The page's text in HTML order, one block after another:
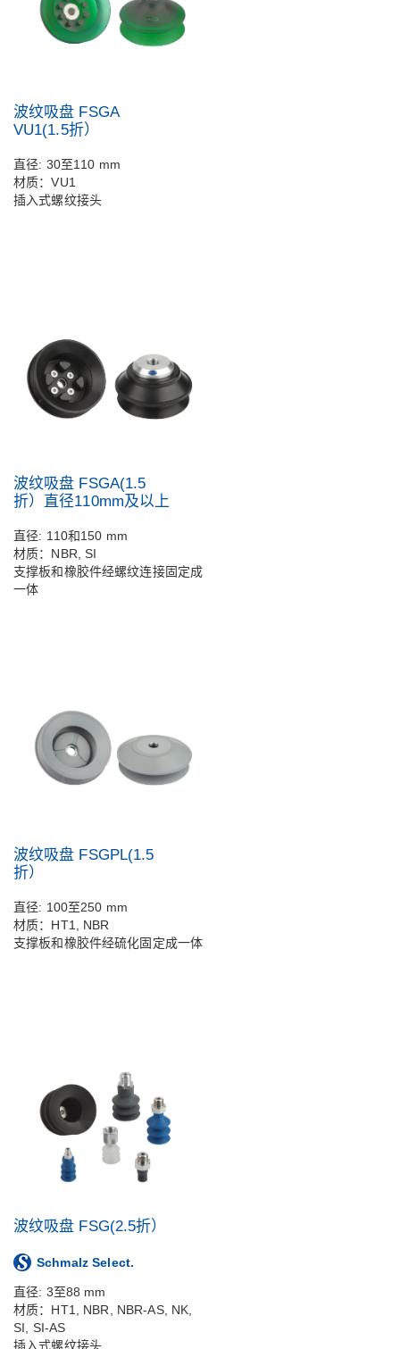
波纹吸盘 FSGA
VU1(1.5折）
直径: 30至110 mm
材质：VU1
插入式螺纹接头
波纹吸盘 FSGA(1.5
折）直径110mm及以上
直径: 110和150 mm
材质：NBR, SI
支撑板和橡胶件经螺纹连接固定成
一体
波纹吸盘 FSGPL(1.5
折）
直径: 100至250 mm
材质：HT1, NBR
支撑板和橡胶件经硫化固定成一体
波纹吸盘 FSG(2.5折）
Schmalz Select.
直径: 3至88 mm
材质：HT1, NBR, NBR-AS, NK,
SI, SI-AS
插入式螺纹接头